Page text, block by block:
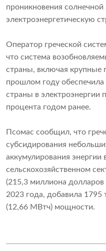
проникновения солнечной
электроэнергетическую
Оператор греческой
что система
страны, включая крупные
прошлом году
страны в электроэнергии
процента годом ранее.
Псомас сообщил, что
субсидирования
аккумулирования
сельскохозяйственном
(215,3 миллиона
2023 года, добавила
(12,66 МВтч) мощности.